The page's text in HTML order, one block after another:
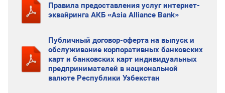
Правила предоставления услуг интернет-
эквайринга АКБ «Asia Alliance Bank»
Публичный договор-оферта на выпуск и
обслуживание корпоративных банковских
карт и банковских карт индивидуальных
предпринимателей в национальной
валюте Республики Узбекстан